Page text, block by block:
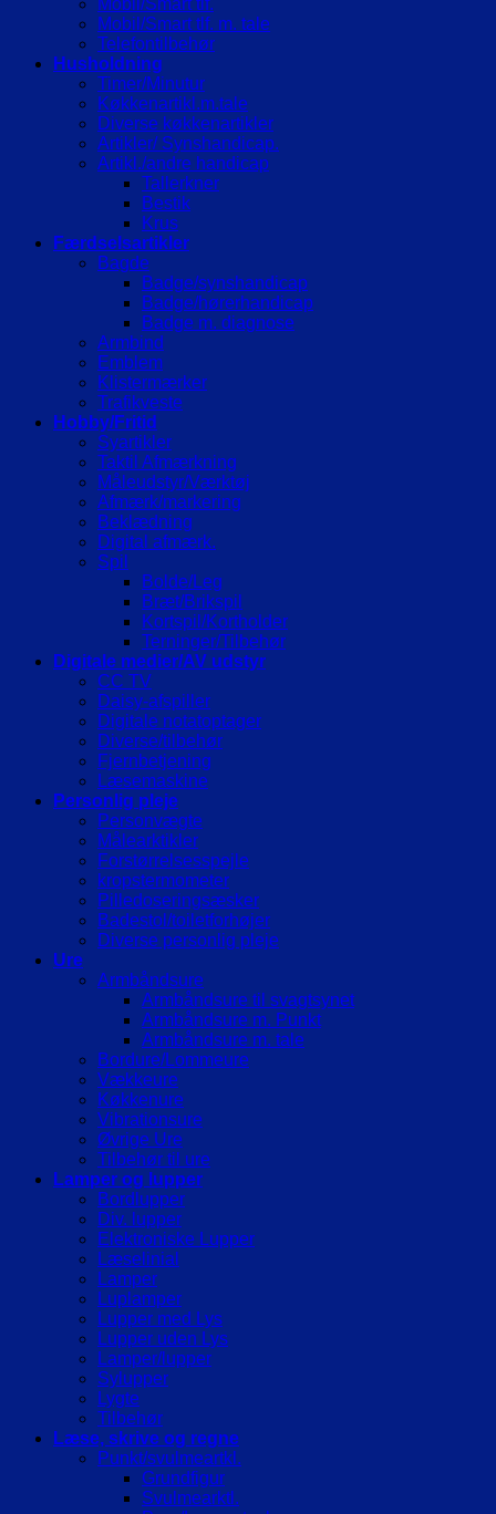
Mobil/Smart tlf.
Mobil/Smart tlf. m. tale
Telefontilbehør
Husholdning
Timer/Minutur
Køkkenartikl.m.tale
Diverse køkkenartikler
Artikler/ Synshandicap.
Artikl./andre handicap
Tallerkner
Bestik
Krus
Færdselsartikler
Bagde
Badge/synshandicap
Badge/hørerhandicap
Badge m. diagnose
Armbind
Emblem
Klistermærker
Trafikveste
Hobby/Fritid
Syartikler
Taktil Afmærkning
Måleudstyr/Værktøj
Afmærk/markering
Beklædning
Digital afmærk.
Spil
Bolde/Leg
Bræt/Brikspil
Kortspil/Kortholder
Terninger/Tilbehør
Digitale medier/AV udstyr
CC TV
Daisy-afspiller
Digitale notatoptager
Diverse/tilbehør
Fjernbetjening
Læsemaskine
Personlig pleje
Personvægte
Målearktikler
Forstørrelsesspejle
kropstermometer
Pilledoseringsæsker
Badestol/toiletforhøjer
Diverse personlig pleje
Ure
Armbåndsure
Armbåndsure til svagtsynet
Armbåndsure m. Punkt
Armbåndsure m. tale
Bordure/Lommeure
Vækkeure
Køkkenure
Vibrationsure
Øvrige Ure
Tilbehør til ure
Lamper og lupper
Bordlupper
Div. lupper
Elektroniske Lupper
Læselinial
Lamper
Luplamper
Lupper med Lys
Lupper uden Lys
Lamper/lupper
Sylupper
Lygte
Tilbehør
Læse, skrive og regne
Punkt/svulmeartkl.
Grundfigur
Svulmearktl.